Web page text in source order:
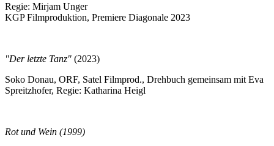
Regie: Mirjam Unger
KGP Filmproduktion, Premiere Diagonale 2023
"Der letzte Tanz" (2023)
Soko Donau, ORF, Satel Filmprod., Drehbuch gemeinsam mit Eva
Spreitzhofer, Regie: Katharina Heigl
Rot und Wein (1999)